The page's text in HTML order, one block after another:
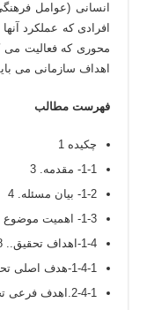
انسانی (عوامل
محوری که فعالیت
اهداف سازمانی می
فهرست مطالب
چکیده 1
1-1- مقدمه. 3
1-2- بیان مسئله. 4
1-3- اهمیت موضوع و ضرورت انجام تحقیق.. 6
1-4-اهداف تحقیق.. 8
1-4-1-هدف اصلی تحقیق.. 8
2-4-1.اهدف فرعی تحقیق.. 8